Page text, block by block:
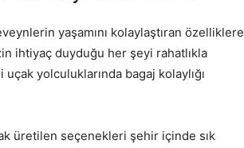
yaşamını kolaylaştıran özelliklere
ihtiyaç duyduğu her şeyi rahatlıkla
uçak yolculuklarında bagaj kolaylığı
üretilen seçenekleri şehir içinde sık